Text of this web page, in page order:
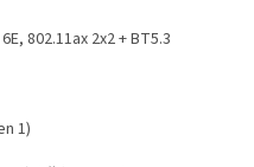
802.11ax 2x2 + BT5.3
1)